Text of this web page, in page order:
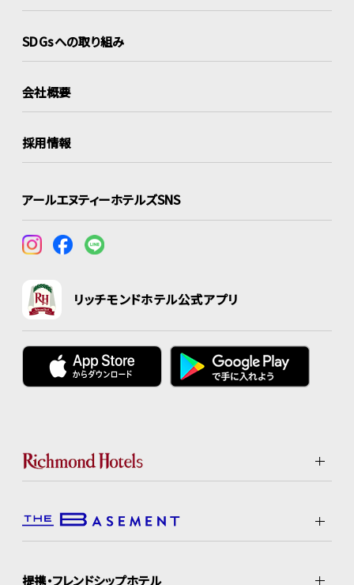
SDGsへの取り組み
会社概要
採用情報
アールエヌティーホテルズSNS
リッチモンドホテル公式アプリ
提携・フレンドシップホテル